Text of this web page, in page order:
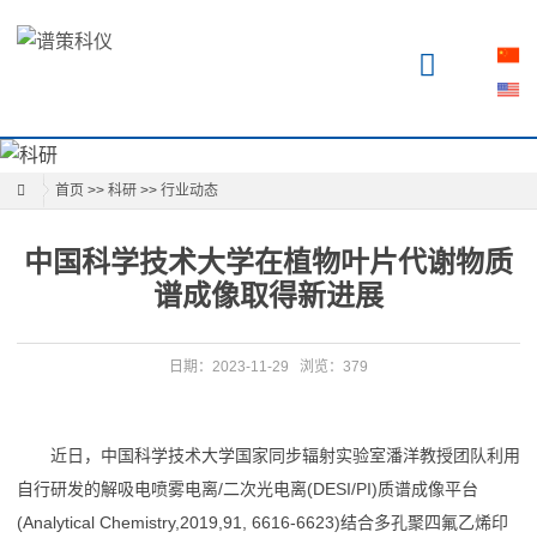
首页 >> 科研 >> 行业动态
中国科学技术大学在植物叶片代谢物质
谱成像取得新进展
日期：2023-11-29 浏览：379
近日，中国科学技术大学国家同步辐射实验室潘洋教授团队利用
自行研发的解吸电喷雾电离/二次光电离(DESI/PI)质谱成像平台
(Analytical Chemistry,2019,91, 6616-6623)结合多孔聚四氟乙烯印